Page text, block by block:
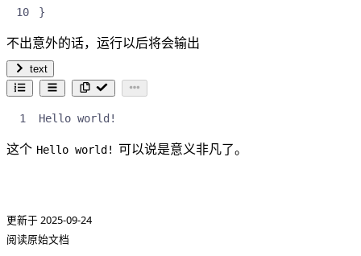
}
不出意外的话，运行以后将会输出
text
Hello world!
这个 Hello world! 可以说是意义非凡了。
更新于 2025-09-24
阅读原始文档